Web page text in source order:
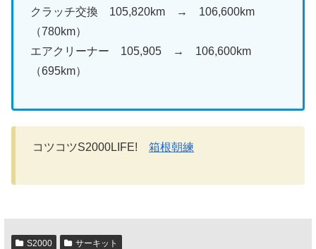
クラッチ交換 105,820km → 106,600km
（780km）
エアクリーナー 105,905 → 106,600km
（695km）
コツコツS2000LIFE! 箱根朝練
S2000 サーキット